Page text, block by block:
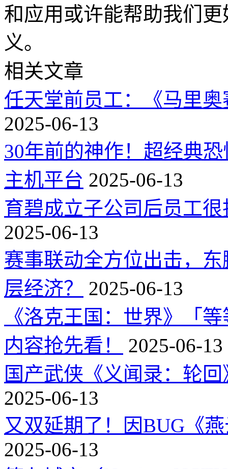
和应用或许能帮助我们
义。
相关文章
任天堂前员工：《马里
2025-06-13
30年前的神作！超经典
主机平台 2025-06-13
育碧成立子公司后员工
2025-06-13
赛事联动全方位出击，
层经济？
2025-06-13
《洛克王国：世界》「
内容抢先看！
2025-06-13
国产武侠《义闻录：轮
2025-06-13
又双延期了！因BUG《
2025-06-13